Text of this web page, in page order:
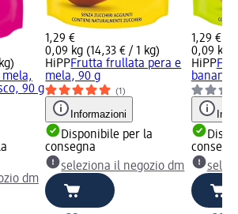
90 g
dm
1,29 €
0,09 kg (14,33 € / 1 kg)
HiPPFrutta frullata pera e
mela, 90 g
(1)
Informazioni
Disponibile per la
consegna
seleziona il negozio dm
1,29 €
0,09 kg
HiPP
banana